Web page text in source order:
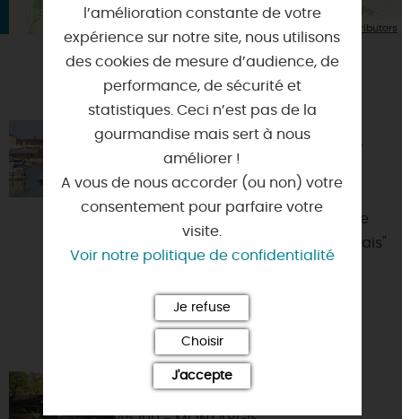
OpenStreetMap contributors
VOUS AIMEREZ AUSSI
VEDETTE PANORAMIQUE ZIA -
MONTARGIS / AMILLY
45200 - MONTARGIS
Embarquez à bord du ZIA, pour une
découverte de la "Venise du Gâtinais"
au fil de l'eau. Suspendez votre
quotidien, la ville et ...
CAMPING DE LA FORÊT
l’amélioration constante de votre
expérience sur notre site, nous utilisons
des cookies de mesure d’audience, de
performance, de sécurité et
statistiques. Ceci n’est pas de la
gourmandise mais sert à nous
améliorer !
A vous de nous accorder (ou non) votre
consentement pour parfaire votre
visite.
Voir notre politique de confidentialité
Je refuse
Choisir
J'accepte